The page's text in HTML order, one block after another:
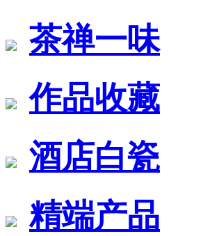
茶禅一味
作品收藏
酒店白瓷
精端产品